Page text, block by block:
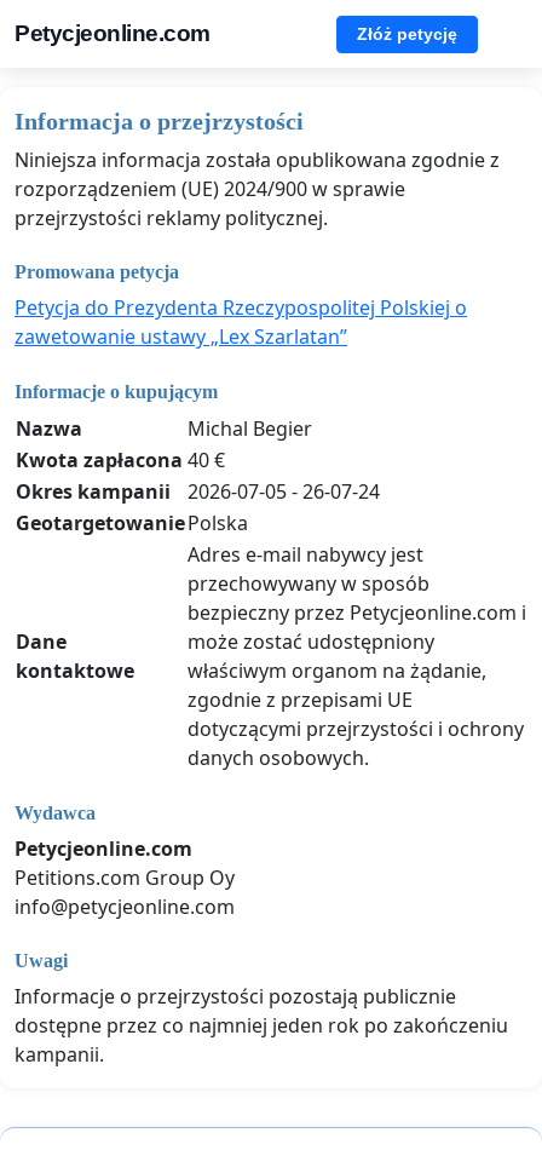
Petycjeonline.com Złóż petycję
Informacja o przejrzystości
Niniejsza informacja została opublikowana zgodnie z
rozporządzeniem (UE) 2024/900 w sprawie
przejrzystości reklamy politycznej.
Promowana petycja
Petycja do Prezydenta Rzeczypospolitej Polskiej o
zawetowanie ustawy „Lex Szarlatan”
Informacje o kupującym
Nazwa
Michal Begier
Kwota zapłacona 40 €
Okres kampanii
2026-07-05 - 26-07-24
GeotargetowaniePolska
Dane
kontaktowe
Adres e-mail nabywcy jest
przechowywany w sposób
bezpieczny przez Petycjeonline.com i
może zostać udostępniony
właściwym organom na żądanie,
zgodnie z przepisami UE
dotyczącymi przejrzystości i ochrony
danych osobowych.
Wydawca
Petycjeonline.com
Petitions.com Group Oy
info@petycjeonline.com
Uwagi
Informacje o przejrzystości pozostają publicznie
dostępne przez co najmniej jeden rok po zakończeniu
kampanii.